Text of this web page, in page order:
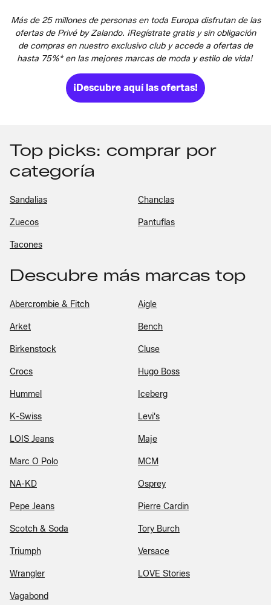
Más de 25 millones de personas en toda Europa disfrutan de las
ofertas de Privé by Zalando. ¡Regístrate gratis y sin obligación
de compras en nuestro exclusivo club y accede a ofertas de
hasta 75%* en las mejores marcas de moda y estilo de vida!
¡Descubre aquí las ofertas!
Top picks: comprar por
categoría
Sandalias Chanclas
Zuecos Pantuflas
Tacones
Descubre más marcas top
Abercrombie & Fitch Aigle
Arket Bench
Birkenstock Cluse
Crocs Hugo Boss
Hummel Iceberg
K-Swiss Levi's
LOIS Jeans Maje
Marc O Polo MCM
NA-KD Osprey
Pepe Jeans Pierre Cardin
Scotch & Soda Tory Burch
Triumph Versace
Wrangler LOVE Stories
Vagabond